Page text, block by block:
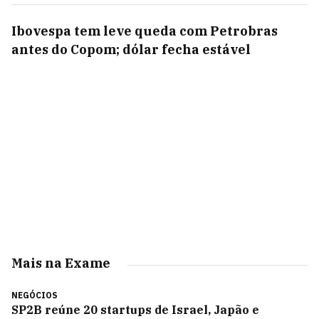
Ibovespa tem leve queda com Petrobras
antes do Copom; dólar fecha estável
Mais na Exame
NEGÓCIOS
SP2B reúne 20 startups de Israel, Japão e